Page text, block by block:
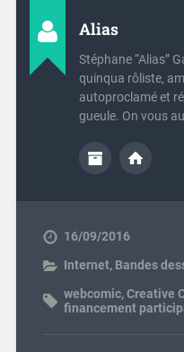
Alias
Stéphane “Alias”
quinqua rôliste,
autoproclamé et
gueule. On vous
16/09/2016
Internet, Bandes
webcomic,Creative
financement